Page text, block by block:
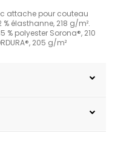
attache pour couteau
élasthanne, 218 g/m².
% polyester Sorona®, 210
205 g/m²